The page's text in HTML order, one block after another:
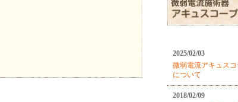
2025/02/03
微弱電流アキュス
について
2018/02/09